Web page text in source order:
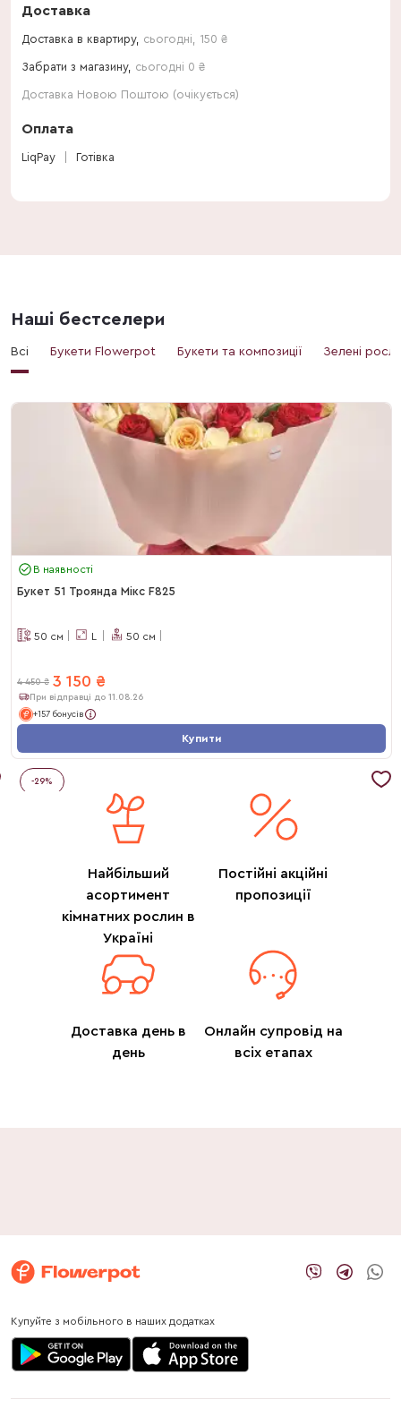
Доставка
Доставка в квартиру, сьогодні 150 ₴
Забрати з магазину, сьогодні 0 ₴
Доставка Новою Поштою (очікується)
Оплата
LiqPay Готівка
Наші бестселери
Всі Букети Flowerpot Букети та композиції Зелені
В наявності
Букет 51 Троянда Мікс F825
50 см L 50 см
4 450 ₴ 3 150 ₴
При відправці до 11.08.26
+157 бонусів
Купити
-29%
Найбільший
асортимент
кімнатних рослин в
Україні
Постійні акційні
пропозиції
Доставка день в
день
Онлайн супровід на
всіх етапах
Купуйте з мобільного в наших додатках